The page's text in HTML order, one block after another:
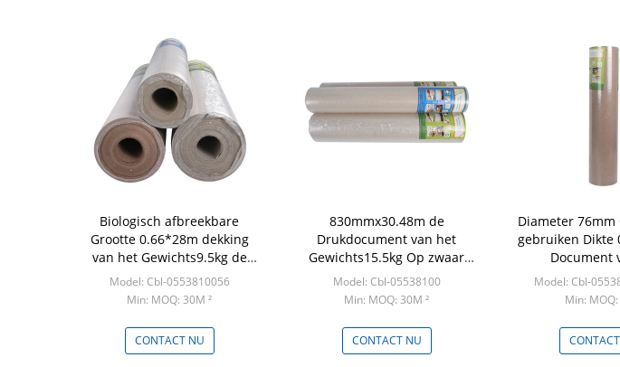
Biologisch afbreekbare
Grootte 0.66*28m dekking
van het Gewichts9.5kg de
tijdelijke tapijt
Model: Cbl-0553810056
Min: MOQ: 30M ²
CONTACT NU
830mmx30.48m de
Drukdocument van het
Gewichts15.5kg Op zwaar
werk berekend Karton
Model: Cbl-05538100
Min: MOQ: 30M ²
CONTACT NU
Diameter
gebruiken Dikte
Document
Model: Cbl-
Min: